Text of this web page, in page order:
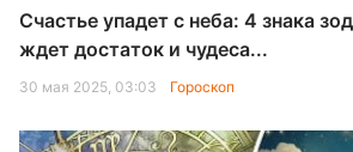
Счастье упадет с неба: 4 знака
ждет достаток и чудеса...
30 мая 2025, 03:03 Гороскоп